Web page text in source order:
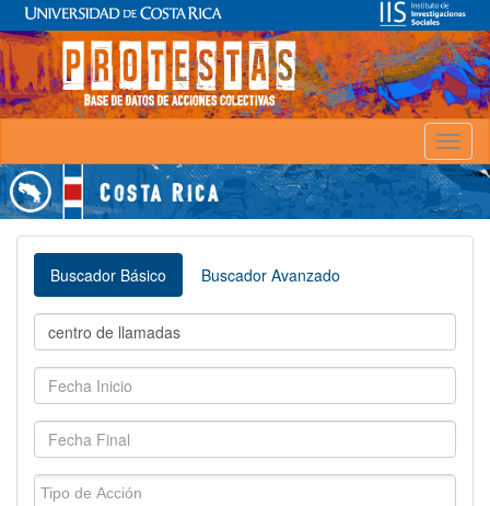
Buscador Básico Buscador Avanzado